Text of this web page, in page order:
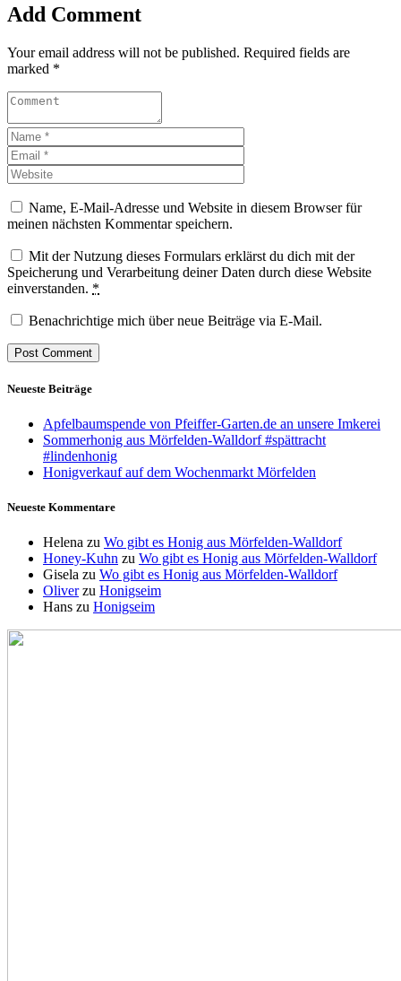
Add Comment
Your email address will not be published. Required fields are
marked *
Name, E-Mail-Adresse und Website in diesem Browser für
meinen nächsten Kommentar speichern.
Mit der Nutzung dieses Formulars erklärst du dich mit der
Speicherung und Verarbeitung deiner Daten durch diese Website
einverstanden. *
Benachrichtige mich über neue Beiträge via E-Mail.
Neueste Beiträge
Apfelbaumspende von Pfeiffer-Garten.de an unsere Imkerei
Sommerhonig aus Mörfelden-Walldorf #spättracht
#lindenhonig
Honigverkauf auf dem Wochenmarkt Mörfelden
Neueste Kommentare
Helena zu Wo gibt es Honig aus Mörfelden-Walldorf
Honey-Kuhn zu Wo gibt es Honig aus Mörfelden-Walldorf
Gisela zu Wo gibt es Honig aus Mörfelden-Walldorf
Oliverzu Honigseim
Hans zu Honigseim